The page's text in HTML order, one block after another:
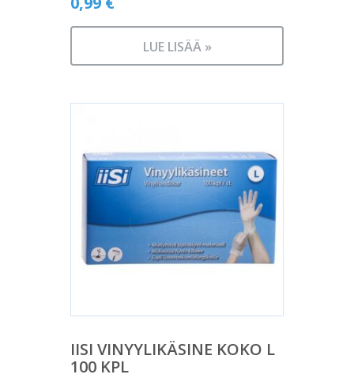
LUE LISÄÄ »
IISI VINYYLIKÄSINE KOKO L
100 KPL